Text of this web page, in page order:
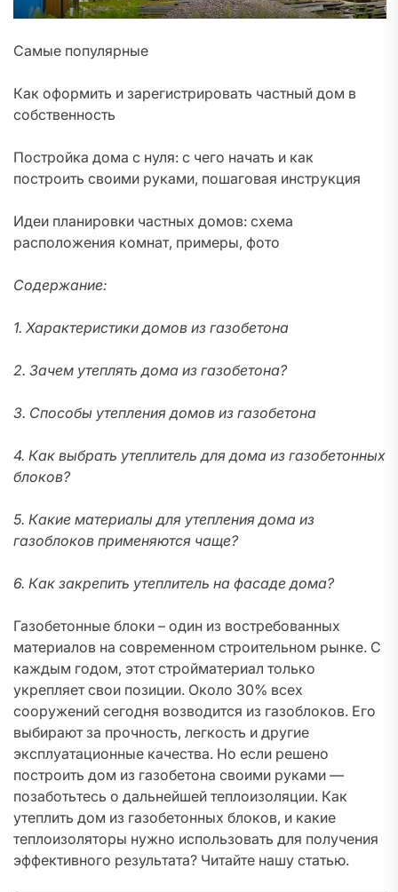
Самые популярные
Как оформить и зарегистрировать частный дом в
собственность
Постройка дома с нуля: с чего начать и как
построить своими руками, пошаговая инструкция
Идеи планировки частных домов: схема
расположения комнат, примеры, фото
Содержание:
1. Характеристики домов из газобетона
2. Зачем утеплять дома из газобетона?
3. Способы утепления домов из газобетона
4. Как выбрать утеплитель для дома из газобетонных
блоков?
5. Какие материалы для утепления дома из
газоблоков применяются чаще?
6. Как закрепить утеплитель на фасаде дома?
Газобетонные блоки – один из востребованных
материалов на современном строительном рынке. С
каждым годом, этот стройматериал только
укрепляет свои позиции. Около 30% всех
сооружений сегодня возводится из газоблоков. Его
выбирают за прочность, легкость и другие
эксплуатационные качества. Но если решено
построить дом из газобетона своими руками —
позаботьтесь о дальнейшей теплоизоляции. Как
утеплить дом из газобетонных блоков, и какие
теплоизоляторы нужно использовать для получения
эффективного результата? Читайте нашу статью.